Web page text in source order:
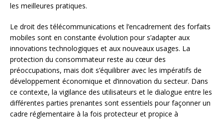
les meilleures pratiques.
Le droit des télécommunications et l’encadrement des forfaits
mobiles sont en constante évolution pour s’adapter aux
innovations technologiques et aux nouveaux usages. La
protection du consommateur reste au cœur des
préoccupations, mais doit s’équilibrer avec les impératifs de
développement économique et d’innovation du secteur. Dans
ce contexte, la vigilance des utilisateurs et le dialogue entre les
différentes parties prenantes sont essentiels pour façonner un
cadre réglementaire à la fois protecteur et propice à